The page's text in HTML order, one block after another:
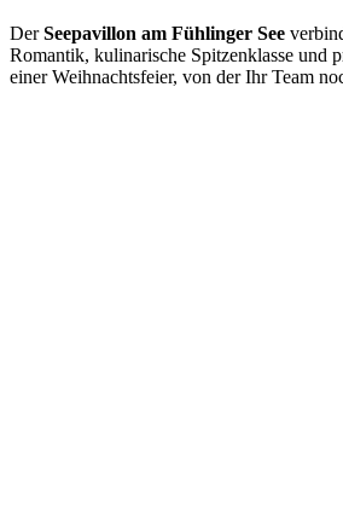
DerSeepavillon am Fühlinger See
Romantik, kulinarische Spitzenklasse und
einer Weihnachtsfeier, von der Ihr Team